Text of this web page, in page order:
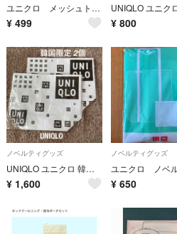
ユニクロ メッシュトートバック 保冷ポーチ
¥ 499 ¥ 800
ノベルティグッズ
UNIQLO ユニクロ 韓国限定 ノベルティ 手提げバッグ 2個
¥ 1,600
ノベルティグッズ
¥ 650